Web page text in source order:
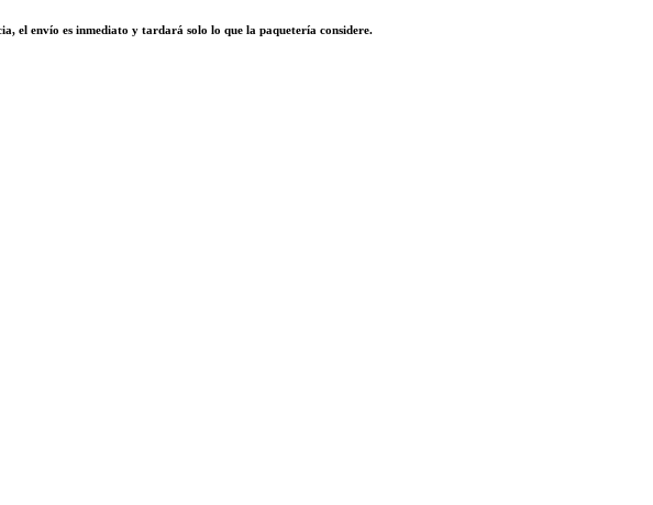
el envío es inmediato y tardará solo lo que la paquetería considere.